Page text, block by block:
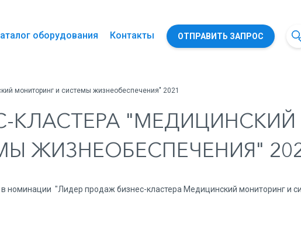
оборудования Контакты ОТПРАВИТЬ ЗАПРОС
мониторинг и системы жизнеобеспечения" 2021
КЛАСТЕРА "МЕДИЦИНСКИЙ
ЖИЗНЕОБЕСПЕЧЕНИЯ"
номинации "Лидер продаж бизнес-кластера Медицинский мониторинг и